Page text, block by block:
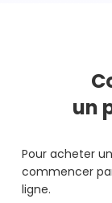
un
Pour acheter
commencer
ligne.